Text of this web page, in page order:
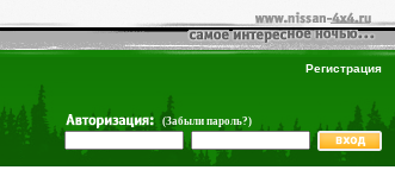
Регистрация
(Забыли пароль?)